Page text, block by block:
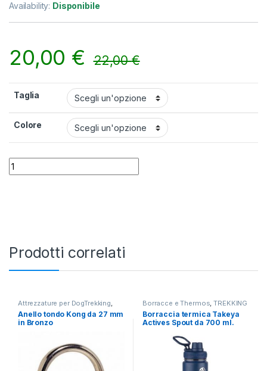
Availability: Disponibile
20,00 € 22,00€
Taglia
Colore
Borraccia in alluminio Sigg da 0.6 litri quantity
Prodotti correlati
Attrezzature per DogTrekking,
TREKKING
Anello tondo Kong da 27 mm
in Bronzo
Borracce e Thermos,TREKKING
Borraccia termica Takeya
Actives Spout da 700 ml.